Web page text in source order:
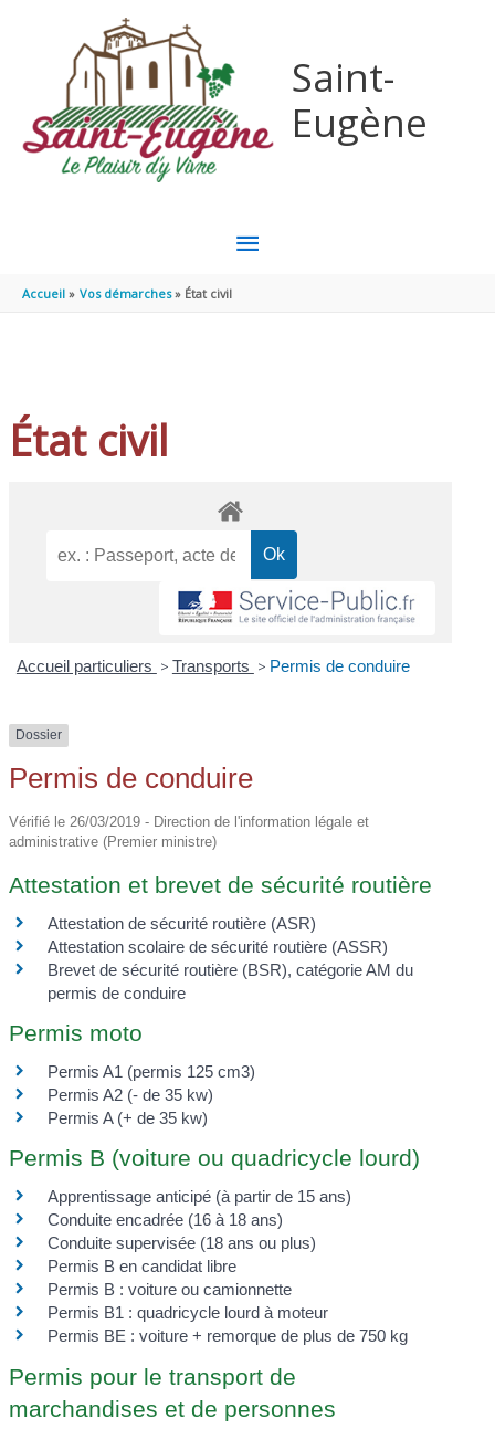
Saint-
Eugène
MENU
Accueil Vos démarches État civil
État civil
Accueil particuliers > Transports > Permis de conduire
Dossier
Permis de conduire
Vérifié le 26/03/2019 - Direction de l'information légale et
administrative (Premier ministre)
Attestation et brevet de sécurité routière
Attestation de sécurité routière (ASR)
Attestation scolaire de sécurité routière (ASSR)
Brevet de sécurité routière (BSR), catégorie AM du
permis de conduire
Permis moto
Permis A1 (permis 125 cm3)
Permis A2 (- de 35 kw)
Permis A (+ de 35 kw)
Permis B (voiture ou quadricycle lourd)
Apprentissage anticipé (à partir de 15 ans)
Conduite encadrée (16 à 18 ans)
Conduite supervisée (18 ans ou plus)
Permis B en candidat libre
Permis B : voiture ou camionnette
Permis B1 : quadricycle lourd à moteur
Permis BE : voiture + remorque de plus de 750 kg
Permis pour le transport de
marchandises et de personnes